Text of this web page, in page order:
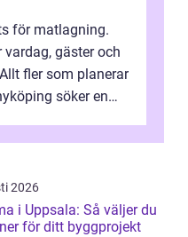
för matlagning.
vardag, gäster och
fler som planerar
söker en
2026
i Uppsala: Så väljer du
för ditt byggprojekt